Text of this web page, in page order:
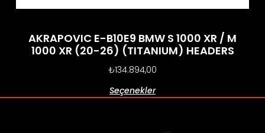
AKRAPOVIC E-B10E9 BMW S 1000 XR / M
1000 XR (20-26) (TITANIUM) HEADERS
₺134.894,00
Seçenekler